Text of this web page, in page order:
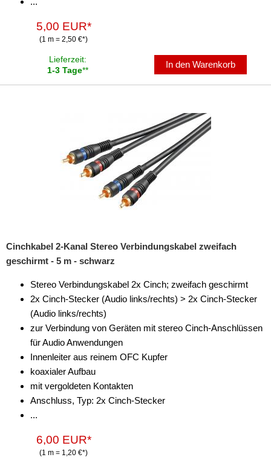
5,00 EUR*
(1 m = 2,50 €*)
Lieferzeit:
1-3 Tage**
In den Warenkorb
Cinchkabel 2-Kanal Stereo Verbindungskabel zweifach
geschirmt - 5 m - schwarz
Stereo Verbindungskabel 2x Cinch; zweifach geschirmt
2x Cinch-Stecker (Audio links/rechts) > 2x Cinch-Stecker
(Audio links/rechts)
zur Verbindung von Geräten mit stereo Cinch-Anschlüssen
für Audio Anwendungen
Innenleiter aus reinem OFC Kupfer
koaxialer Aufbau
mit vergoldeten Kontakten
Anschluss, Typ: 2x Cinch-Stecker
...
6,00 EUR*
(1 m = 1,20 €*)